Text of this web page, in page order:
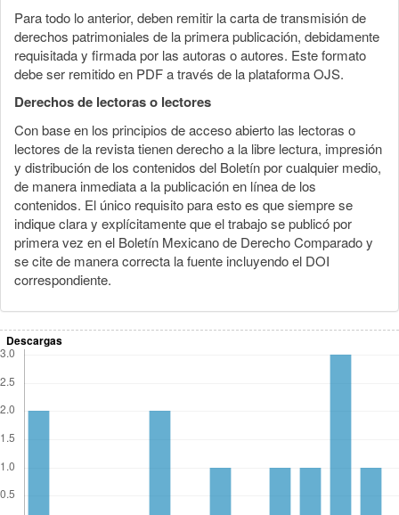
Para todo lo anterior, deben remitir la carta de transmisión de
derechos patrimoniales de la primera publicación, debidamente
requisitada y firmada por las autoras o autores. Este formato
debe ser remitido en PDF a través de la plataforma OJS.
Derechos de lectoras o lectores
Con base en los principios de acceso abierto las lectoras o
lectores de la revista tienen derecho a la libre lectura, impresión
y distribución de los contenidos del Boletín por cualquier medio,
de manera inmediata a la publicación en línea de los
contenidos. El único requisito para esto es que siempre se
indique clara y explícitamente que el trabajo se publicó por
primera vez en el Boletín Mexicano de Derecho Comparado y
se cite de manera correcta la fuente incluyendo el DOI
correspondiente.
Descargas